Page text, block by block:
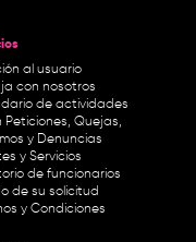
al usuario
con nosotros
de actividades
Peticiones, Quejas,
y Denuncias
y Servicios
de funcionarios
de su solicitud
y Condiciones